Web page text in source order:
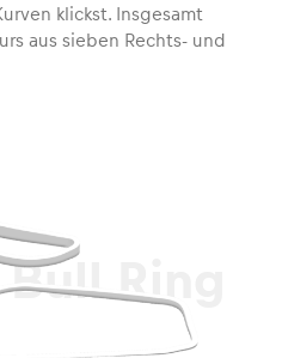
klickst. Insgesamt
aus sieben Rechts- und
Ring